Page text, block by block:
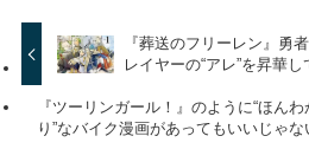
『葬送のフリーレン』勇
レイヤーの“アレ”を昇華し
『ツーリンガール！』のように“ほんわ
り”なバイク漫画があってもいいじゃな